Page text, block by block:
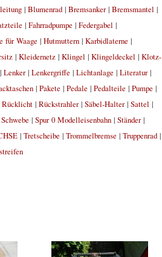
| Blumenrad| Bremsanker| Bremsmantel |
| Fahrradpumpe| Federgabel |
für Waage| Hutmuttern| Karbidlaterne|
| Kleidernetz| Klingel | Klingeldeckel | Klotz-
Lenker| Lenkergriffe| Lichtanlage| Literatur|
| Pakete| Pedale| Pedalteile| Pumpe|
Rücklicht| Rückstrahler| Säbel-Halter| Sattel |
Schwebe| Spur 0 Modelleisenbahn| Ständer|
| Tretscheibe| Trommelbremse| Truppenrad|